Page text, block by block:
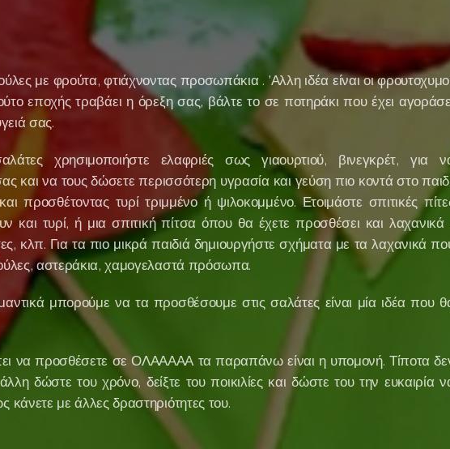
με φρούτα, φτιάχνοντας προσωπάκια . 'Αλλη ιδέα είναι οι
εποχής τραβάει η όρεξη σας, βάλτε το σε ποτηράκι που έχει
σας.
χρησιμοποιήστε ελαφριές σως γιαουρτιού, βινεγκρέτ, για
και να τους δώσετε περισσότερη υγρασία και γεύση πιο κοντά στο
προσθέτοντας τυρί τριμμένο ή ψιλοκομμένο. Ετοιμάστε σπιτικές
και τυρί, ή μια σπιτική πίτσα όπου θα έχετε προσθέσει και λαχανικά
κλπ. Για τα πιο μικρά παιδιά δημιουργήστε σχήματα με τα λαχανικά
αστεράκια, χαμογελαστά πρόσωπα.
μπορούμε να τα προσθέσουμε στις σαλάτες είναι μία ιδέα που
να προσθέσετε σε ΟΛΑΑΑΑΑ τα παραπάνω είναι η υπομονή. Τίποτα
δώστε του χρόνο, δείξτε του ποικιλίες και δώστε του την ευκαιρία
κάνετε με άλλες δραστηριότητες του.